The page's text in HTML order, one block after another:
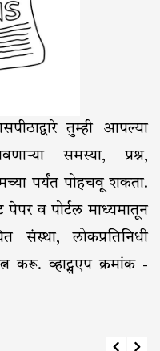
तुम्ही आपल्या
समस्या, प्रश्न,
पर्यंत पोहचवू शकता.
पेपर व पोर्टल माध्यमातून
संस्था, लोकप्रतिनिधी
करू. व्हाट्सएप क्रमांक -